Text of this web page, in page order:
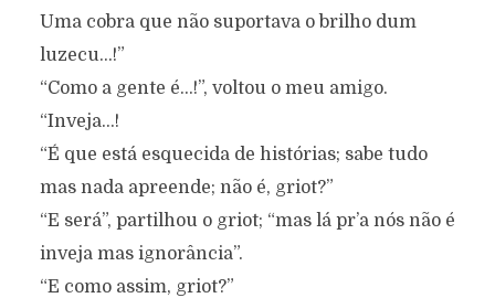
Uma cobra que não suportava o brilho dum
luzecu…!”
“Como a gente é…!”, voltou o meu amigo.
“Inveja…!
“É que está esquecida de histórias; sabe tudo
mas nada apreende; não é, griot?”
“E será”, partilhou o griot; “mas lá pr’a nós não é
inveja mas ignorância”.
“E como assim, griot?”